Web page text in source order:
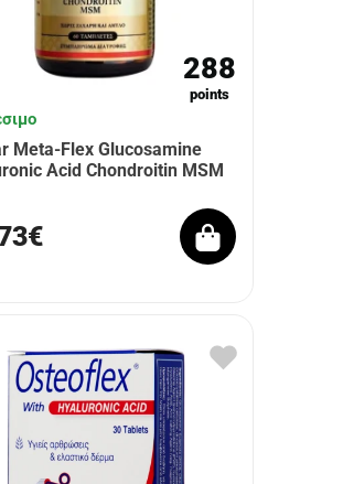
288
points
Meta-Flex Glucosamine
Acid Chondroitin MSM